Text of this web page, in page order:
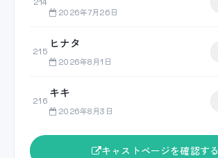
2026年7月26日
215
ヒナタ
2026年8月1日
216
キキ
2026年8月3日
キャストページを確認する